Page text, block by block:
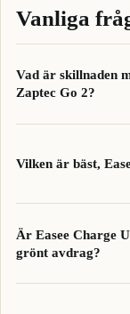
Vanliga
Vad är skillnaden
Zaptec Go 2?
Vilken är bäst,
Är Easee Charge
grönt avdrag?